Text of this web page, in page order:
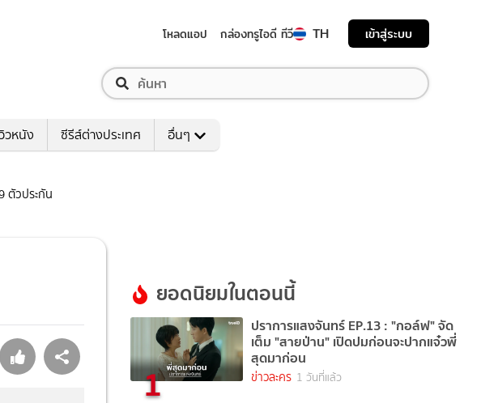
โหลดแอป กล่องทรูไอดี ทีวี TH เข้าสู่ระบบ
วหนัง ซีรีส์ต่างประเทศ อื่นๆ
ตัวประกัน
ยอดนิยมในตอนนี้
1
ปราการแสงจันทร์ EP.13 : "กอล์ฟ" จัด
เต็ม "สายป่าน" เปิดปมก่อนจะปากแจ๋วพี่
สุดมาก่อน
ข่าวละคร 1 วันที่แล้ว